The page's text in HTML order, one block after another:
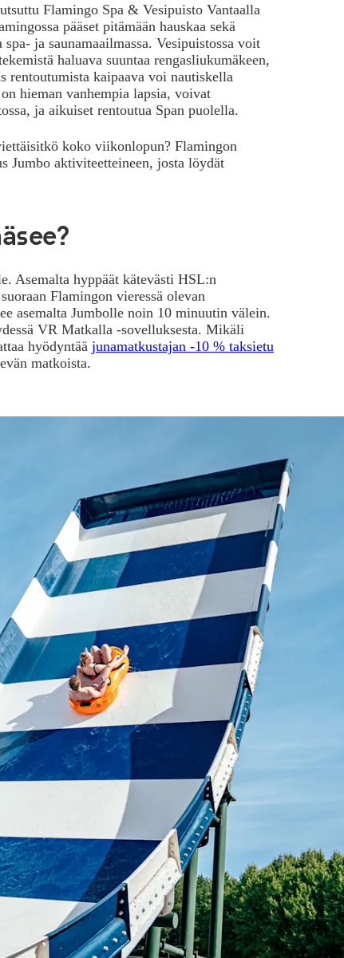
Flamingo Spa & Vesipuisto Vantaalla
pääset pitämään hauskaa sekä
ja saunamaailmassa. Vesipuistossa voit
haluava suuntaa rengasliukumäkeen,
rentoutumista kaipaava voi nautiskella
hieman vanhempia lapsia, voivat
ja aikuiset rentoutua Span puolella.
koko viikonlopun? Flamingon
Jumbo aktiviteetteineen, josta löydät
Asemalta hyppäät kätevästi HSL:n
Flamingon vieressä olevan
asemalta Jumbolle noin 10 minuutin välein.
VR Matkalla -sovelluksesta. Mikäli
hyödyntää junamatkustajan -10 % taksietu
matkoista.